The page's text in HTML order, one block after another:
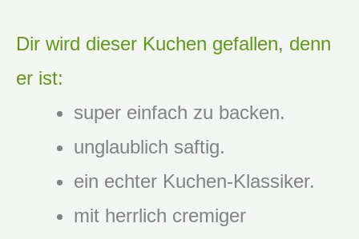
Dir wird dieser Kuchen gefallen, denn
er ist:
super einfach zu backen.
unglaublich saftig.
ein echter Kuchen-Klassiker.
mit herrlich cremiger